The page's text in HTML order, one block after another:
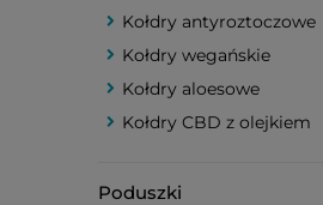
Kołdry antyroztoczowe
Kołdry wegańskie
Kołdry aloesowe
Kołdry CBD z olejkiem
Poduszki